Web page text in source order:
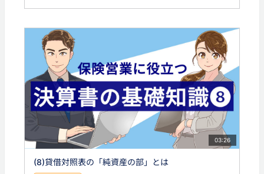
03:26
(8)貸借対照表の「純資産の部」とは